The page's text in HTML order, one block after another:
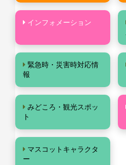
インフォメーション
緊急時・災害時対応情
報
みどころ・観光スポッ
ト
マスコットキャラクタ
ー